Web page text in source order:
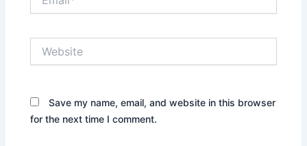
Save my name, email, and website in this browser
for the next time I comment.